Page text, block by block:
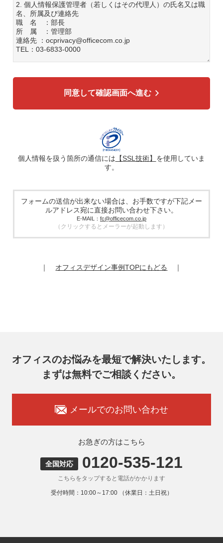
2. 個人情報保護管理者（若しくはその代理人）の氏名又は職
名、所属及び連絡先
職 名 ：部長
所 属 ：管理部
連絡先 ：ocprivacy@officecom.co.jp
TEL：03-6833-0000
広告配信の効率化、マーケティング活動などのために、氏
を、ハッシュ化などの適切なセキュリティ対策を施した上
で、広告配信サービス提供事業者に提供する場合がありま
す。提供した個人情報は、広告配信サービス提供事業者のプ
ライバシーポリシーに基づき取り扱われます。
5. 個人情報の取り扱い業務の委託
場合があります。その際、弊社は、個人情報を適切に保護で
きる管理体制を敷き実行していることを条件として委託先を
厳選したうえで、機密保持契約を委託先と締結し、お客様の
個人情報を厳密に管理させます。
提供記録の開示を請求することができます。
7. 個人情報を提供されることの任意性
お客様がご自身の個人情報を弊社に提供されるか否かはお客
は、適切なサービスをご提供できない場合がありますのでご
弊社ウェブサイトでは、利用者が当ウェブサイトを閲覧した
状況の分析のためにCookieを利用していますが、Cookieによ
る個人情報の取得はしていません。
9. 外国にある第三者への提供
お客様の個人情報を下記海外の個人情報取扱事業者へ提供す
る場合があります。
提供先の所在国の名称：アメリカ（Google LLC）
当該外国における個人情報の保護に関する制度：APECの
同意して確認画面へ進む
個人情報を扱う箇所の通信には 【SSL技術】 を使用していま
す。
フォームの送信が出来ない場合は、お手数ですが下記メー
ルアドレス宛に直接お問い合わせ下さい。
E-MAIL： fc@officecom.co.jp
（クリックするとメーラーが起動します）
｜ オフィスデザイン事例TOPにもどる ｜
オフィスのお悩みを最短で解決いたします。
まずは無料でご相談ください。
メールでのお問い合わせ
お急ぎの方はこちら
全国対応 0120-535-121
こちらをタップすると電話がかかります
受付時間：10:00～17:00 （休業日：土日祝）